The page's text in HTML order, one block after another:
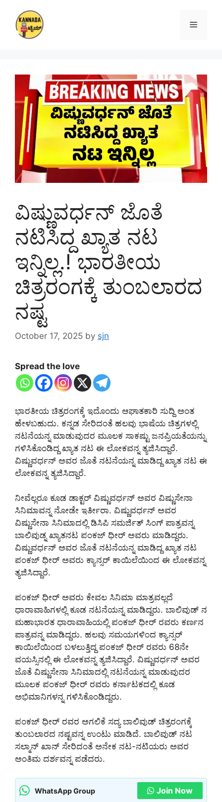
content
Menu
ವಿಷ್ಣುವರ್ಧನ್ ಜೊತೆ
ನಟಿಸಿದ್ದ ಖ್ಯಾತ ನಟ
ಇನ್ನಿಲ್ಲ.! ಭಾರತೀಯ
ಚಿತ್ರರಂಗಕ್ಕೆ ತುಂಬಲಾರದ
ನಷ್ಟ
October 17, 2025 by sjn
Spread the love
ಭಾರತೀಯ ಚಿತ್ರರಂಗಕ್ಕೆ ಇದೊಂದು ಆಘಾತಕಾರಿ ಸುದ್ದಿ ಅಂತ
ಹೇಳಬಹುದು. ಕನ್ನಡ ಸೇರಿದಂತೆ ಹಲವು ಭಾಷೆಯ ಚಿತ್ರಗಳಲ್ಲಿ
ನಟನೆಯನ್ನ ಮಾಡುವುದರ ಮೂಲಕ ಸಾಕಷ್ಟು ಜನಪ್ರಿಯತೆಯನ್ನು
ಗಳಿಸಿಕೊಂಡಿದ್ದ ಖ್ಯಾತ ನಟ ಈ ಲೋಕವನ್ನ ತ್ಯಜಿಸಿದ್ದಾರೆ.
ವಿಷ್ಣುವರ್ಧನ್ ಅವರ ಜೊತೆ ನಟನೆಯನ್ನ ಮಾಡಿದ್ದ ಖ್ಯಾತ ನಟ ಈ
ಲೋಕವನ್ನ ತ್ಯಜಿಸಿದ್ದಾರೆ.
ನೀವೆಲ್ಲರೂ ಕೂಡ ಡಾಕ್ಟರ್ ವಿಷ್ಣುವರ್ಧನ್ ಅವರ ವಿಷ್ಣುಸೇನಾ
ಸಿನಿಮಾವನ್ನ ನೋಡೇ ಇರ್ತೀರಾ. ವಿಷ್ಣುವರ್ಧನ್ ಅವರ
ವಿಷ್ಣುಸೇನಾ ಸಿನಿಮಾದಲ್ಲಿ ಡಿಸಿಪಿ ಸಮರ್ಜಿತ್ ಸಿಂಗ್ ಪಾತ್ರವನ್ನ
ಬಾಲಿವುಡ್ನ ಖ್ಯಾತನಟ ಪಂಕಜ್ ಧೀರ್ ಅವರು ಮಾಡಿದ್ದರು.
ವಿಷ್ಣುವರ್ಧನ್ ಅವರ ಜೊತೆ ನಟನೆಯನ್ನ ಮಾಡಿದ್ದ ಖ್ಯಾತ ನಟ
ಪಂಕಜ್ ಧೀರ್ ಅವರು ಕ್ಯಾನ್ಸರ್ ಕಾಯಿಲೆಯಿಂದ ಈ ಲೋಕವನ್ನ
ತ್ಯಜಿಸಿದ್ದಾರೆ.
ಪಂಕಜ್ ಧೀರ್ ಅವರು ಕೇವಲ ಸಿನಿಮಾ ಮಾತ್ರವಲ್ಲದೆ
ಧಾರಾವಾಹಿಗಳಲ್ಲಿ ಕೂಡ ನಟನೆಯನ್ನ ಮಾಡಿದ್ದರು. ಬಾಲಿವುಡ್ ನ
ಮಹಾಭಾರತ ಧಾರಾವಾಹಿಯಲ್ಲಿ ಪಂಕಜ್ ಧೀರ್ ರವರು ಕರ್ಣನ
ಪಾತ್ರವನ್ನ ಮಾಡಿದ್ದರು. ಹಲವು ಸಮಯಗಳಿಂದ ಕ್ಯಾನ್ಸರ್
ಕಾಯಿಲೆಯಿಂದ ಬಳಲುತ್ತಿದ್ದ ಪಂಕಜ್ ಧೀರ್ ರವರು 68ನೇ
ವಯಸ್ಸಿನಲ್ಲಿ ಈ ಲೋಕವನ್ನ ತ್ಯಜಿಸಿದ್ದಾರೆ. ವಿಷ್ಣುವರ್ಧನ್ ಅವರ
ಜೊತೆ ವಿಷ್ಣುಸೇನಾ ಸಿನಿಮಾದಲ್ಲಿ ನಟನೆಯನ್ನ ಮಾಡುವುದರ
ಮೂಲಕ ಪಂಕಜ್ ಧೀರ್ ರವರು ಕರ್ನಾಟಕದಲ್ಲಿ ಕೂಡ
ಅಭಿಮಾನಿಗಳನ್ನ ಗಳಿಸಿಕೊಂಡಿದ್ದರು.
ಪಂಕಜ್ ಧೀರ್ ರವರ ಅಗಲಿಕೆ ಸದ್ಯ ಬಾಲಿವುಡ್ ಚಿತ್ರರಂಗಕ್ಕೆ
ತುಂಬಲಾರದ ನಷ್ಟವನ್ನ ಉಂಟು ಮಾಡಿದೆ. ಬಾಲಿವುಡ್ ನಟ
ಸಲ್ಮಾನ್ ಖಾನ್ ಸೇರಿದಂತೆ ಅನೇಕ ನಟ-ನಟಿಯರು ಅವರ
ಅಂತಿಮ ದರ್ಶವನ್ನ ಪಡೆದರು.
WhatsApp Group Join Now